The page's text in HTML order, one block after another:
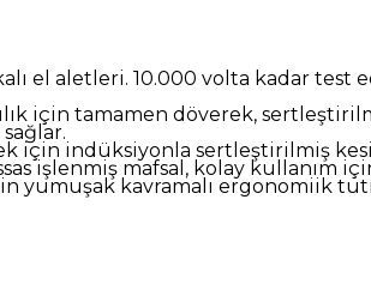
el aletleri. 10.000 volta kadar
için tamamen döverek,
için indüksiyonla sertleştirilmiş
işlenmiş mafsal, kolay kullanım
yumuşak kavramalı ergonomiik